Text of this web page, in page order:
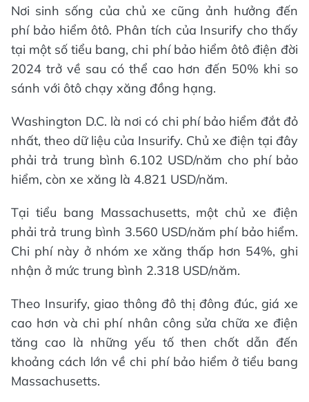
Nơi sinh sống của chủ xe cũng ảnh hưởng đến
phí bảo hiểm ôtô. Phân tích của Insurify cho thấy
tại một số tiểu bang, chi phí bảo hiểm ôtô điện đời
2024 trở về sau có thể cao hơn đến 50% khi so
sánh với ôtô chạy xăng đồng hạng.
Washington D.C. là nơi có chi phí bảo hiểm đắt đỏ
nhất, theo dữ liệu của Insurify. Chủ xe điện tại đây
phải trả trung bình 6.102 USD/năm cho phí bảo
hiểm, còn xe xăng là 4.821 USD/năm.
Tại tiểu bang Massachusetts, một chủ xe điện
phải trả trung bình 3.560 USD/năm phí bảo hiểm.
Chi phí này ở nhóm xe xăng thấp hơn 54%, ghi
nhận ở mức trung bình 2.318 USD/năm.
Theo Insurify, giao thông đô thị đông đúc, giá xe
cao hơn và chi phí nhân công sửa chữa xe điện
tăng cao là những yếu tố then chốt dẫn đến
khoảng cách lớn về chi phí bảo hiểm ở tiểu bang
Massachusetts.